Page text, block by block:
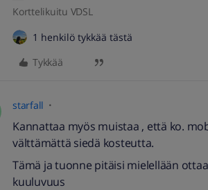
Korttelikuitu VDSL
1 henkilö tykkää tästä
Tykkää
starfall
Kannattaa myös muistaa , että ko.
välttämättä siedä kosteutta.
Tämä ja tuonne pitäisi mielellään
kuuluvuus